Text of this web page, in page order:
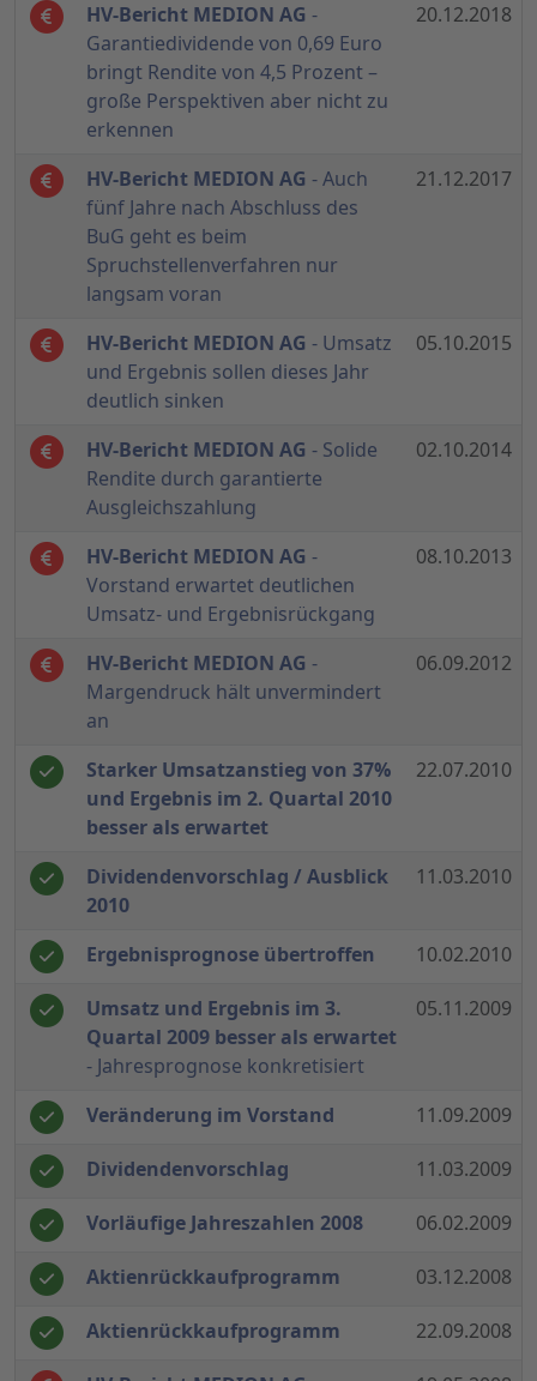
HV-Bericht MEDION AG -
Garantiedividende von 0,69 Euro
bringt Rendite von 4,5 Prozent –
große Perspektiven aber nicht zu
erkennen
20.12.2018
HV-Bericht MEDION AG - Auch
fünf Jahre nach Abschluss des
BuG geht es beim
Spruchstellenverfahren nur
langsam voran
21.12.2017
HV-Bericht MEDION AG - Umsatz
und Ergebnis sollen dieses Jahr
deutlich sinken
05.10.2015
HV-Bericht MEDION AG - Solide
Rendite durch garantierte
Ausgleichszahlung
02.10.2014
HV-Bericht MEDION AG -
Vorstand erwartet deutlichen
Umsatz- und Ergebnisrückgang
08.10.2013
HV-Bericht MEDION AG -
Margendruck hält unvermindert
an
06.09.2012
Starker Umsatzanstieg von 37%
und Ergebnis im 2. Quartal 2010
besser als erwartet
22.07.2010
Dividendenvorschlag / Ausblick
2010
11.03.2010
Ergebnisprognose übertroffen 10.02.2010
Umsatz und Ergebnis im 3.
Quartal 2009 besser als erwartet
- Jahresprognose konkretisiert
05.11.2009
Veränderung im Vorstand 11.09.2009
Dividendenvorschlag 11.03.2009
Vorläufige Jahreszahlen 2008 06.02.2009
Aktienrückkaufprogramm 03.12.2008
Aktienrückkaufprogramm 22.09.2008